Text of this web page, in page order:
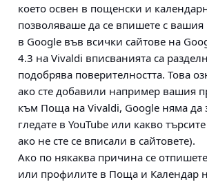
което освен в пощенски и
позволяваше да се впишете с
в Google във всички сайтове на
4.3 на Vivaldi вписванията са
подобрява поверителността. Това
ако сте добавили например вашия
към Поща на Vivaldi, Google няма да
гледате в YouTube или какво
ако не сте се вписали в сайтовете).
Ако по някаква причина се
или профилите в Поща и Календар